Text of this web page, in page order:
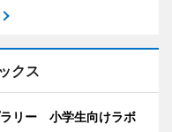
クス
リー 小学生向けラボ